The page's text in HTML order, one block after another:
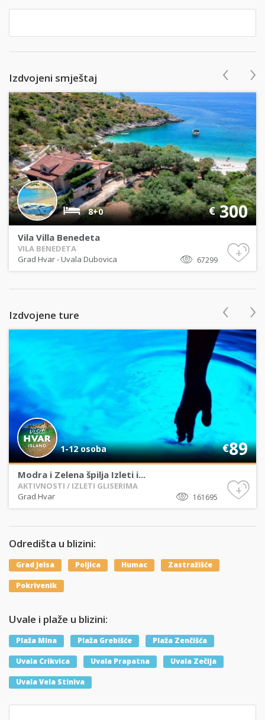
Izdvojeni smještaj
8+0 €300
Vila Villa Benedeta
VILA BENEDETA
67299
Grad Hvar-Uvala Dubovica +
‹ ›
Izdvojene ture
1-12 osoba €89
Modra i Zelena špilja Izleti i...
AKTIVNOSTI / IZLETI GLISERIMA
161695
Grad Hvar +
‹ ›
Odredišta u blizini:
Grad Jelsa Poljica Humac Zastražišće
Pokrivenik
Uvale i plaže u blizini:
Plaža Mina Plaža Grebišće Plaža Zenčišća
Uvala Crikvica Uvala Prapatna Uvala Zečija
Uvala Vela Stiniva